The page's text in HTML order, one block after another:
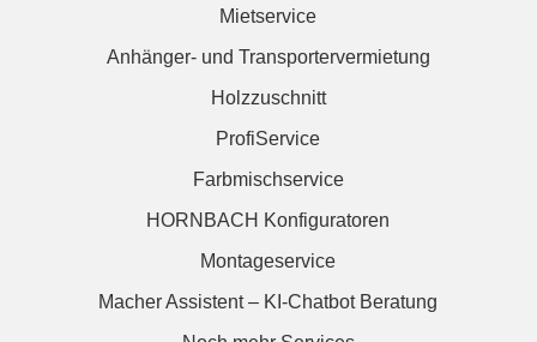
Mietservice
Anhänger- und Transportervermietung
Holzzuschnitt
ProfiService
Farbmischservice
HORNBACH Konfiguratoren
Montageservice
Macher Assistent – KI-Chatbot Beratung